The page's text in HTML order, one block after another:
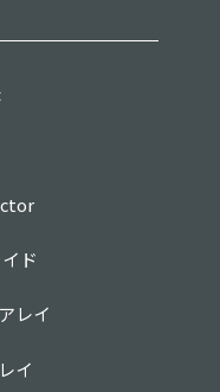
ド
レイ
イ